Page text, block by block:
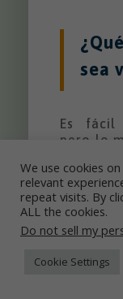
sea
Es fácil
pero lo
ideas,
sé
contigo».
Por
We use cookies
relevant
repeat visits. By
ALL the cookies.
Do not sell my
Cookie Settings